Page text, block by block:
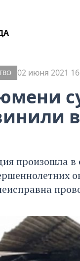
02 июня 2021
произошла в